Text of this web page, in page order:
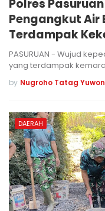
Polres
Pengangkut Air
Terdampak
PASURUAN - Wujud
yang terdampak
by Nugroho Tatag
DAERAH